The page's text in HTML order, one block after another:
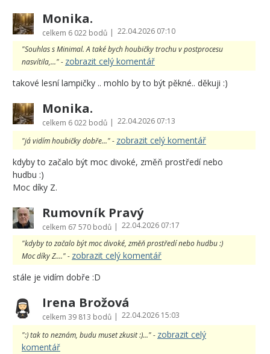
Monika.
celkem 6 022 bodů
22.04.2026 07:10
"Souhlas s Minimal. A také bych houbičky trochu v postprocesu
nasvítila,..." - zobrazit celý komentář
takové lesní lampičky .. mohlo by to být pěkné.. děkuji :)
Monika.
celkem 6 022 bodů
22.04.2026 07:13
"já vidím houbičky dobře..." - zobrazit celý komentář
kdyby to začalo být moc divoké, změň prostředí nebo
hudbu :)
Moc díky Z.
Rumovník Pravý
celkem 67 570 bodů
22.04.2026 07:17
"kdyby to začalo být moc divoké, změň prostředí nebo hudbu :)
Moc díky Z...." - zobrazit celý komentář
stále je vidím dobře :D
Irena Brožová
celkem 39 813 bodů
22.04.2026 15:03
":) tak to neznám, budu muset zkusit :)..." - zobrazit celý
komentář